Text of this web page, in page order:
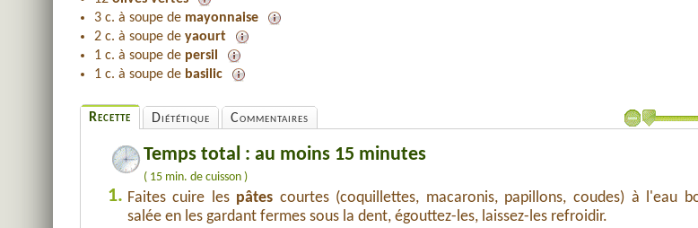
3 c. à soupe de mayonnaise
2 c. à soupe de yaourt
1 c. à soupe de persil
1 c. à soupe de basilic
Recette Diététique Commentaires
Temps total : au moins 15 minutes
( 15 min. de cuisson )
1. Faites cuire les pâtes courtes (coquillettes, macaronis, papillons, coudes) à l'eau
salée en les gardant fermes sous la dent, égouttez-les, laissez-les refroidir.